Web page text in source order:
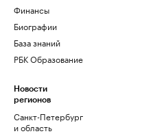
Финансы
Биографии
База знаний
РБК Образование
Новости
регионов
Санкт-Петербург
и область